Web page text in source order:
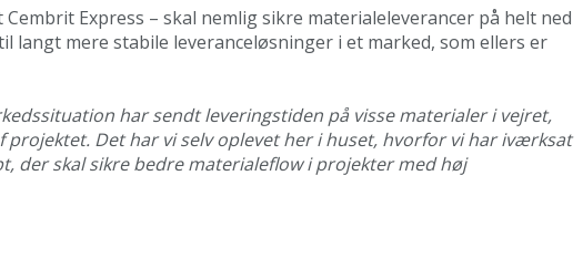
Express – skal nemlig sikre materialeleverancer på helt ned
mere stabile leveranceløsninger i et marked, som ellers er
har sendt leveringstiden på visse materialer i vejret,
Det har vi selv oplevet her i huset, hvorfor vi har iværksat
der skal sikre bedre materialeflow i projekter med høj